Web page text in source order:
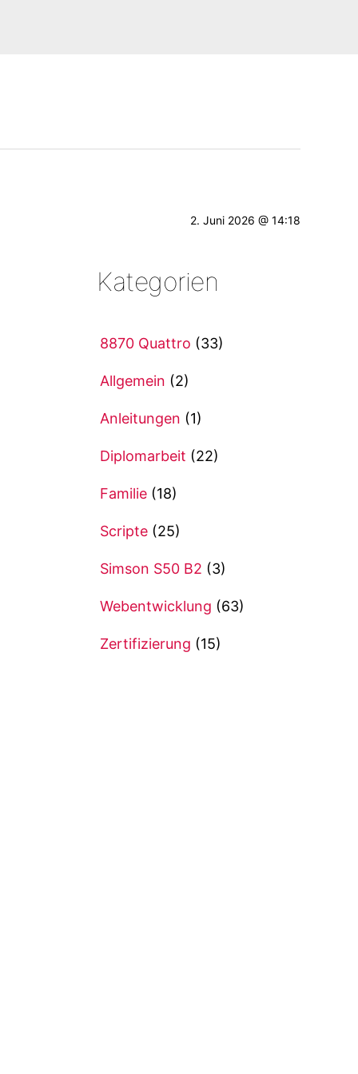
2. Juni 2026 @ 14:18
Kategorien
8870 Quattro (33)
Allgemein (2)
Anleitungen (1)
Diplomarbeit (22)
Familie (18)
Scripte (25)
Simson S50 B2 (3)
Webentwicklung (63)
Zertifizierung (15)